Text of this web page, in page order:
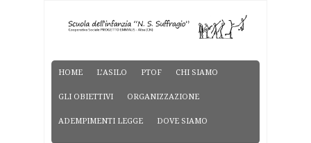
HOME L’ASILO PTOF CHI SIAMO
GLI OBIETTIVI ORGANIZZAZIONE
ADEMPIMENTI LEGGE DOVE SIAMO